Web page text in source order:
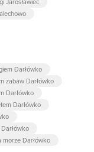
Jarosławiec
Darłówko
zabaw Darłówko
Darłówko
Darłówko
morze Darłówko